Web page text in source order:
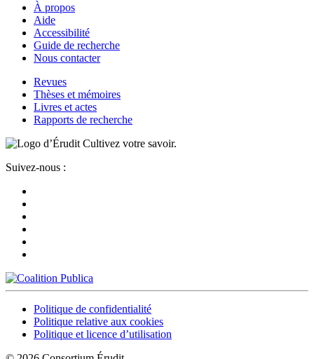
À propos
Aide
Accessibilité
Guide de recherche
Nous contacter
Revues
Thèses et mémoires
Livres et actes
Rapports de recherche
Cultivez votre savoir.
Suivez-nous :
Politique de confidentialité
Politique relative aux cookies
Politique et licence d’utilisation